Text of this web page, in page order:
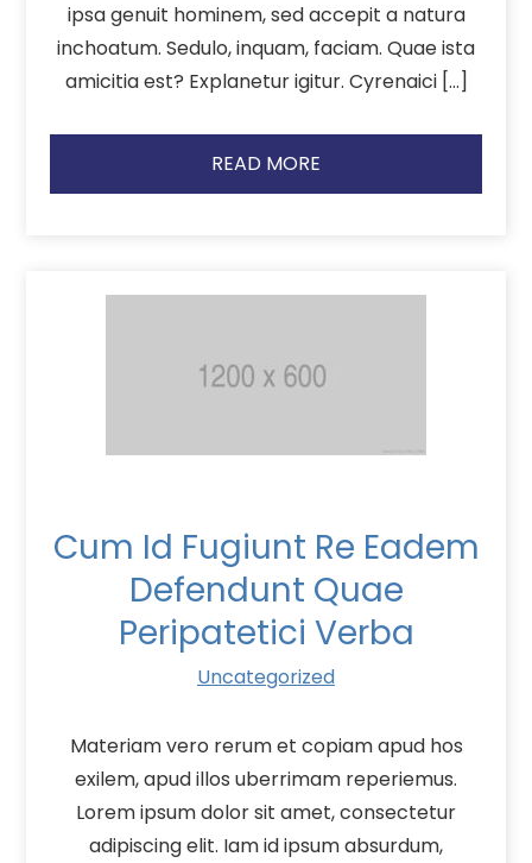
ipsa genuit hominem, sed accepit a natura
inchoatum. Sedulo, inquam, faciam. Quae ista
amicitia est? Explanetur igitur. Cyrenaici […]
READ MORE
Cum Id Fugiunt Re Eadem
Defendunt Quae
Peripatetici Verba
Uncategorized
Materiam vero rerum et copiam apud hos
exilem, apud illos uberrimam reperiemus.
Lorem ipsum dolor sit amet, consectetur
adipiscing elit. Iam id ipsum absurdum,